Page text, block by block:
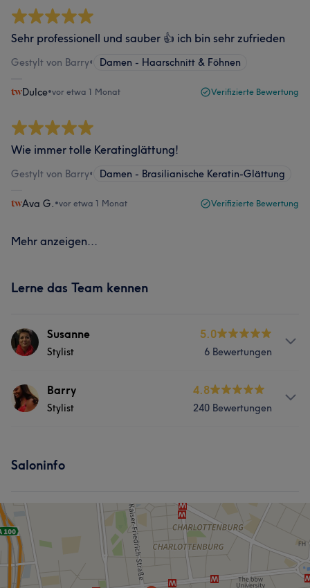
Sehr professionell und sauber 👍 ich bin sehr zufrieden
Gestylt von Barry• Damen - Haarschnitt & Föhnen
Dulce•vor etwa 1 Monat Verifizierte Bewertung
Wie immer tolle Keratinglättung!
Gestylt von Barry• Damen - Brasilianische Keratin-Glättung
Ava G. •vor etwa 1 Monat Verifizierte Bewertung
Mehr anzeigen...
Lerne das Team kennen
Susanne
Stylist
5.0
6 Bewertungen
ServicesBarry
Stylist
4.8
240 Bewertungen
Ästhetische Medizin
Was unsere Kunden über Barry sagen
Professionell Sympathisch 6
Saloninfo